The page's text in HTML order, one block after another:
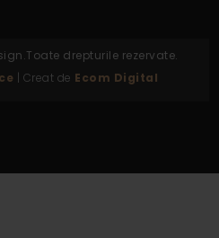
drepturile rezervate.
| Creat de Ecom Digital